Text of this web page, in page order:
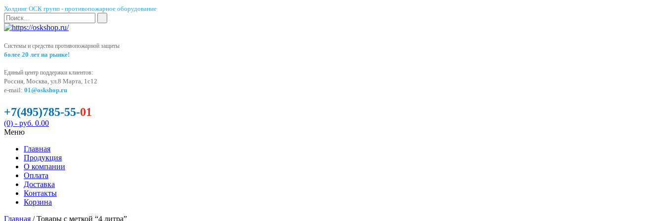
Холдинг ОСК групп - противопожарное оборудование
Системы и средства противопожарной защиты
более 20 лет на рынке!
Единый центр поддержки клиентов:
Россия, Москва, ул.8 Марта, 1с12
e-mail: 01@oskshop.ru
+7(495)785-55-01
(0) - руб. 0.00
Меню
Главная
Продукция
О компании
Оплата
Доставка
Контакты
Корзина
Главная / Товары с меткой “4 литра”